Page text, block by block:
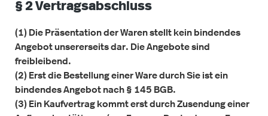
§ 2 Vertragsabschluss
(1) Die Präsentation der Waren stellt kein bindendes
Angebot unsererseits dar. Die Angebote sind
freibleibend.
(2) Erst die Bestellung einer Ware durch Sie ist ein
bindendes Angebot nach § 145 BGB.
(3) Ein Kaufvertrag kommt erst durch Zusendung einer